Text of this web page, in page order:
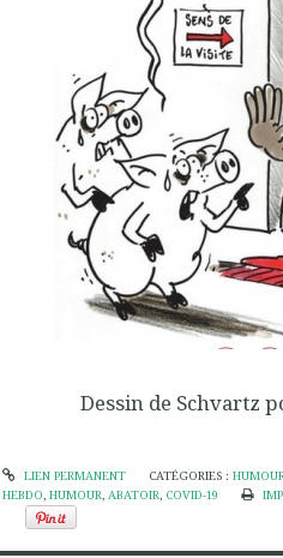
Dessin de Schvartz
LIEN PERMANENT CATÉGORIES :
HEBDO, HUMOUR, ABATOIR, COVID-19